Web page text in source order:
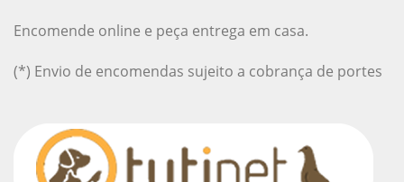
Encomende online e peça entrega em casa.
(*) Envio de encomendas sujeito a cobrança de portes